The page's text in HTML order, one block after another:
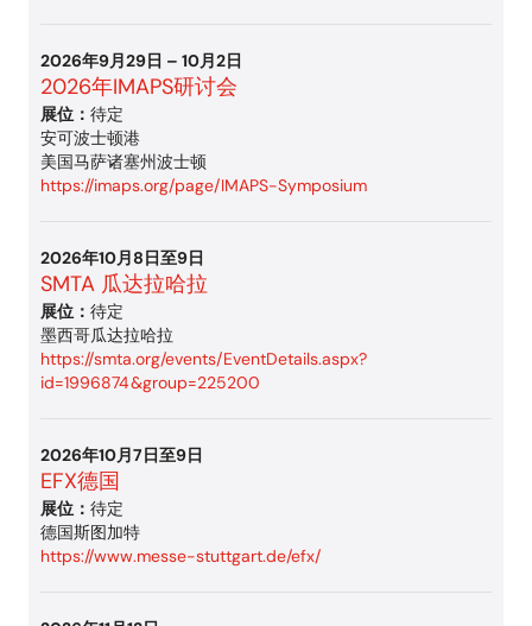
2026年9月29日 – 10月2日
2026年IMAPS研讨会
展位： 待定
安可波士顿港
美国马萨诸塞州波士顿
https://imaps.org/page/IMAPS-Symposium
2026年10月8日至9日
SMTA 瓜达拉哈拉
展位： 待定
墨西哥瓜达拉哈拉
https://smta.org/events/EventDetails.aspx?
id=1996874&group=225200
2026年10月7日至9日
EFX德国
展位： 待定
德国斯图加特
https://www.messe-stuttgart.de/efx/